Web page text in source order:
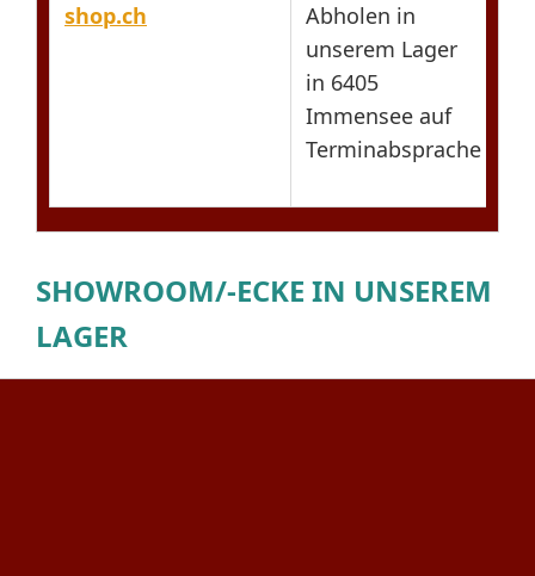
shop.ch
Abholen in
unserem Lager
in 6405
Immensee auf
Terminabsprache
SHOWROOM/-ECKE IN UNSEREM
LAGER